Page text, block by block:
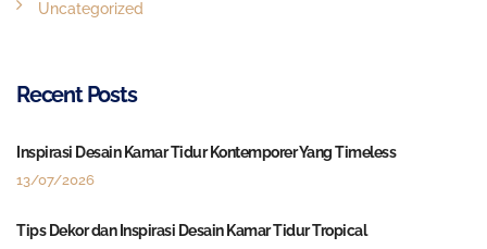
Uncategorized
Recent Posts
Inspirasi Desain Kamar Tidur Kontemporer Yang Timeless
13/07/2026
Tips Dekor dan Inspirasi Desain Kamar Tidur Tropical